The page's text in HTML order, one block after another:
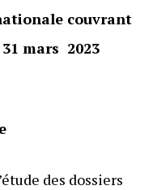
couvrant
mars 2023
des dossiers